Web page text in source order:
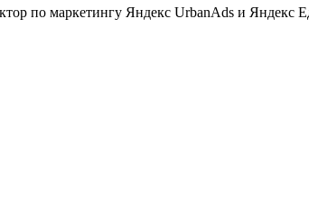
по маркетингу Яндекс UrbanAds и Яндекс